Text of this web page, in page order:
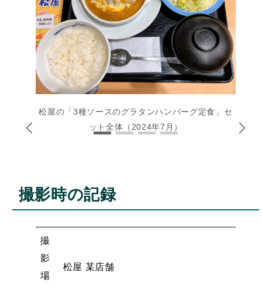
松屋の「3種ソースのグラタンハンバーグ定食」セ
ット全体（2024年7月）
撮影時の記録
撮
影
場
松屋 某店舗